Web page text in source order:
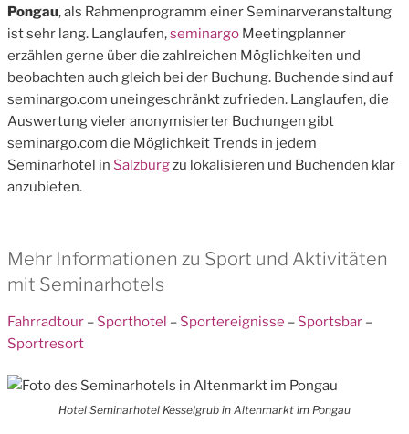
Pongau, als Rahmenprogramm einer Seminarveranstaltung
ist sehr lang. Langlaufen,seminargo Meetingplanner
erzählen gerne über die zahlreichen Möglichkeiten und
beobachten auch gleich bei der Buchung. Buchende sind auf
seminargo.com uneingeschränkt zufrieden. Langlaufen, die
Auswertung vieler anonymisierter Buchungen gibt
seminargo.com die Möglichkeit Trends in jedem
Seminarhotel in Salzburgzu lokalisieren und Buchenden klar
anzubieten.
Mehr Informationen zu Sport und Aktivitäten
mit Seminarhotels
Fahrradtour – Sporthotel – Sportereignisse – Sportsbar –
Sportresort
Hotel Seminarhotel Kesselgrub in Altenmarkt im Pongau